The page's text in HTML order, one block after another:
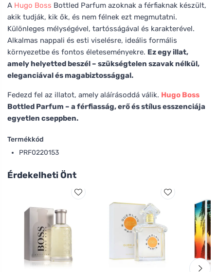
A Hugo Boss Bottled Parfum azoknak a férfiaknak készült,
akik tudják, kik ők, és nem félnek ezt megmutatni.
Különleges mélységével, tartósságával és karakterével.
Alkalmas nappali és esti viselésre, ideális formális
környezetbe és fontos életeseményekre. Ez egy illat,
amely helyetted beszél – szükségtelen szavak nélkül,
eleganciával és magabiztossággal.
Fedezd fel az illatot, amely aláírásoddá válik. Hugo Boss
Bottled Parfum – a férfiasság, erő és stílus esszenciája
egyetlen cseppben.
Termékkód
PRF0220153
Érdekelheti Önt